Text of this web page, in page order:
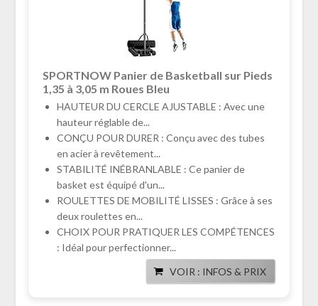
SPORTNOW Panier de Basketball sur Pieds
1,35 à 3,05 m Roues Bleu
HAUTEUR DU CERCLE AJUSTABLE : Avec une
hauteur réglable de...
CONÇU POUR DURER : Conçu avec des tubes
en acier à revêtement...
STABILITÉ INÉBRANLABLE : Ce panier de
basket est équipé d'un...
ROULETTES DE MOBILITÉ LISSES : Grâce à ses
deux roulettes en...
CHOIX POUR PRATIQUER LES COMPÉTENCES
: Idéal pour perfectionner...
VOIR : INFOS & PRIX